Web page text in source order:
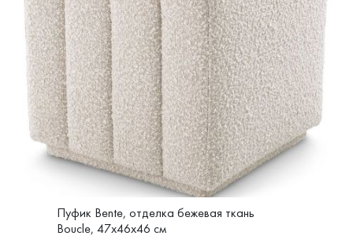
Пуфик Bente, отделка бежевая ткань
Boucle, 47x46x46 см